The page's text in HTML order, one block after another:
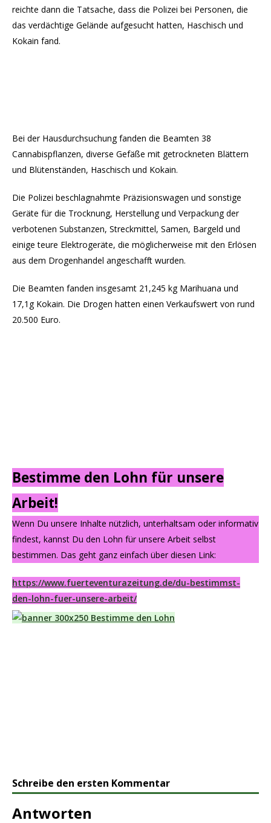
reichte dann die Tatsache, dass die Polizei bei Personen, die
das verdächtige Gelände aufgesucht hatten, Haschisch und
Kokain fand.
Bei der Hausdurchsuchung fanden die Beamten 38
Cannabispflanzen, diverse Gefäße mit getrockneten Blättern
und Blütenständen, Haschisch und Kokain.
Die Polizei beschlagnahmte Präzisionswagen und sonstige
Geräte für die Trocknung, Herstellung und Verpackung der
verbotenen Substanzen, Streckmittel, Samen, Bargeld und
einige teure Elektrogeräte, die möglicherweise mit den Erlösen
aus dem Drogenhandel angeschafft wurden.
Die Beamten fanden insgesamt 21,245 kg Marihuana und
17,1g Kokain. Die Drogen hatten einen Verkaufswert von rund
20.500 Euro.
Bestimme den Lohn für unsere
Arbeit!
Wenn Du unsere Inhalte nützlich, unterhaltsam oder informativ
findest, kannst Du den Lohn für unsere Arbeit selbst
bestimmen. Das geht ganz einfach über diesen Link:
https://www.fuerteventurazeitung.de/du-bestimmst-
den-lohn-fuer-unsere-arbeit/
Schreibe den ersten Kommentar
Antworten